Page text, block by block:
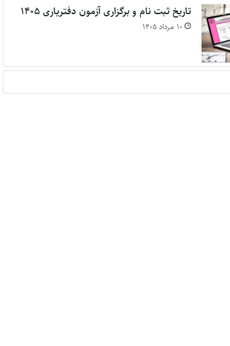
تاریخ ثبت نام و برگزاری آزمون دفتریاری ۱۴۰۵
۱۰ مرداد ۱۴۰۵